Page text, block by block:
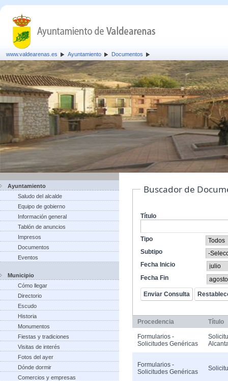
www.valdearenas.es Ayuntamiento Documentos
Ayuntamiento
Saludo del alcalde
Equipo de gobierno
Información general
Tablón de anuncios
Impresos
Documentos
Eventos
Municipio
Cómo llegar
Directorio
Escudo
Historia
Monumentos
Fiestas y tradiciones
Visitas de interés
Fotos del ayer
Dónde dormir
Comercios y empresas
Buscador de
Título
Tipo
Subtipo
Fecha Inicio
Fecha Fin
Procedencia Título
Formularios -
Solicitudes Genéricas
Formularios -
Solicitudes Genéricas